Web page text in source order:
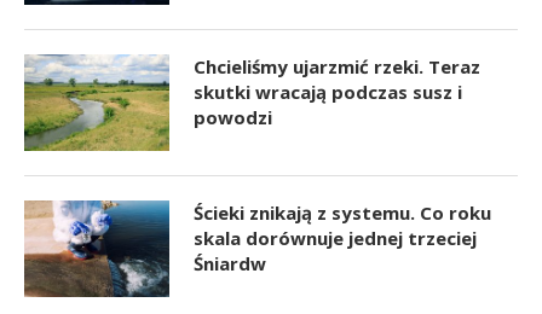
Chcieliśmy ujarzmić rzeki. Teraz
skutki wracają podczas susz i
powodzi
Ścieki znikają z systemu. Co roku
skala dorównuje jednej trzeciej
Śniardw